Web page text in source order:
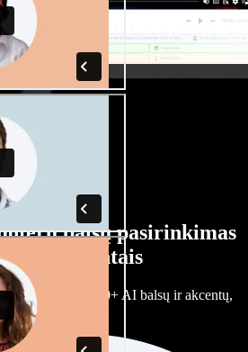
balsų pasirinkimas
akcentais
Rinkitės iš 100+ AI balsų ir akcentų,